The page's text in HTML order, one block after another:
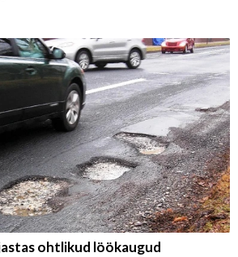
ohtlikud löökaugud